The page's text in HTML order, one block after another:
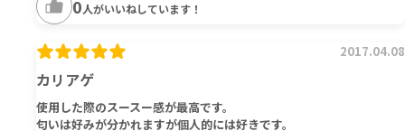
0人がいいねしています！
カリアゲ
2017.04.08
使用した際のスースー感が最高です。
匂いは好みが分かれますが個人的には好きです。